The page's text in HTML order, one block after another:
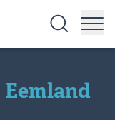
Eemland